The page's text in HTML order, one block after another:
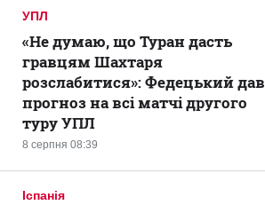
УПЛ
8 серпня 08:39
«Не думаю, що Туран дасть
гравцям Шахтаря
розслабитися»: Федецький дав
прогноз на всі матчі другого
туру УПЛ
Іспанія